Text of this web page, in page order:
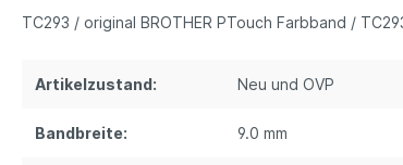
TC293 / original BROTHER PTouch Farbband /
Artikelzustand: Neu und OVP
Bandbreite: 9.0 mm